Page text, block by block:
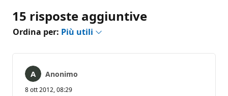
15 risposte aggiuntive
Ordina per: Più utili
Anonimo
8 ott 2012, 08:29